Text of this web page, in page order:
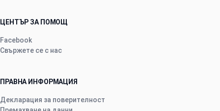
ЦЕНТЪР ЗА ПОМОЩ
Facebook
Свържете се с нас
ПРАВНА ИНФОРМАЦИЯ
Декларация за поверителност